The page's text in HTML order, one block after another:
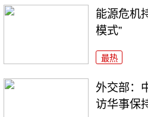
能源危机
模式”
最热
外交部：
访华事保